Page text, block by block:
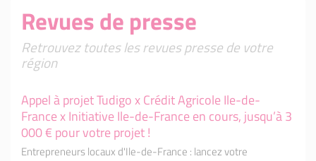
Revues de presse
Retrouvez toutes les revues presse de votre
région
Appel à projet Tudigo x Crédit Agricole Ile-de-
France x Initiative Ile-de-France en cours, jusqu’à 3
000 € pour votre projet !
Entrepreneurs locaux d'Ile-de-France : lancez votre